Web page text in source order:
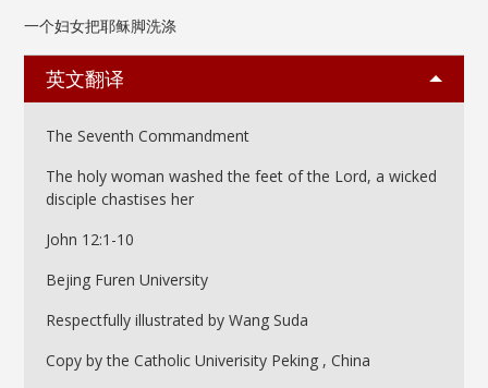
一个妇女把耶稣脚洗涤
英文翻译
The Seventh Commandment
The holy woman washed the feet of the Lord, a wicked
disciple chastises her
John 12:1-10
Bejing Furen University
Respectfully illustrated by Wang Suda
Copy by the Catholic Univerisity Peking , China